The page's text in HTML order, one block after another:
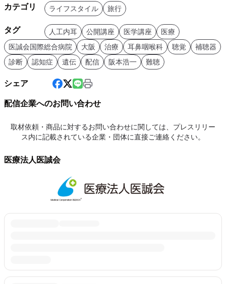
カテゴリ ライフスタイル 旅行
タグ 人工内耳 公開講座 医学講座
医療
医誠会国際総合病院
大阪 治療 耳鼻咽喉科 聴覚
補聴器
診断
認知症 遺伝 配信 阪本浩一 難聴
シェア
配信企業へのお問い合わせ
取材依頼・商品に対するお問い合わせに関しては、プレスリリー
ス内に記載されている企業・団体に直接ご連絡ください。
医療法人医誠会